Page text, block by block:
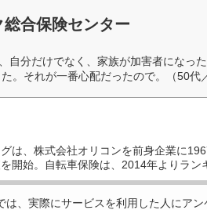
合保険センター
自分だけでなく、家族が加害者になっ
。それが一番心配だったので。（50代
は、株式会社オリコンを前身企業に
開始。自転車保険は、2014年よりラン
は、実際にサービスを利用した 人にアン